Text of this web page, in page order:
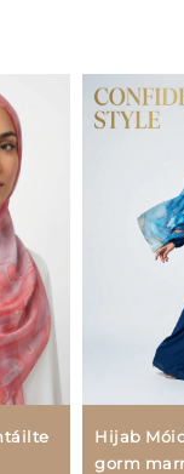
Hijab
gorm